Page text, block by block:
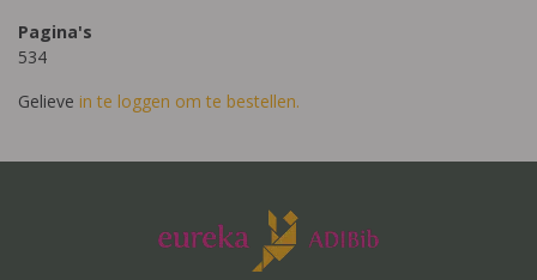
Pagina's
534
Gelieve in te loggen om te bestellen.